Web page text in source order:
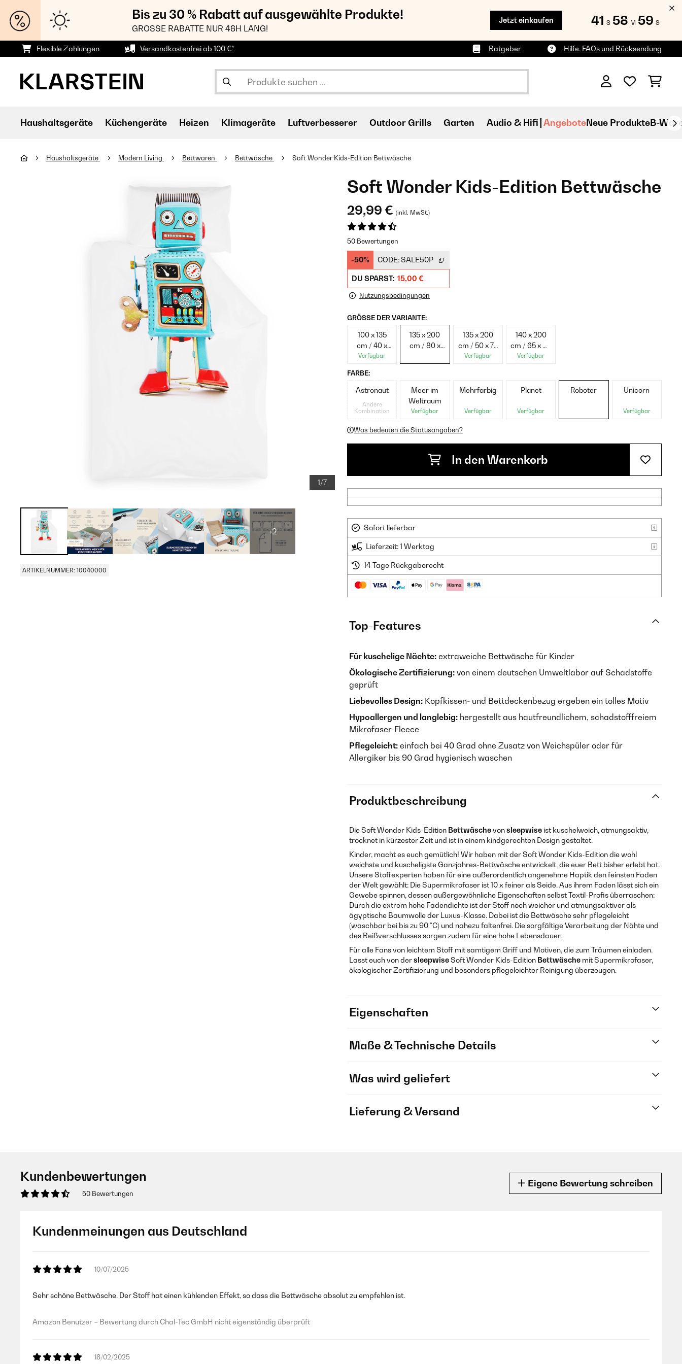
Bis zu 30 % Rabatt auf ausgewählte Produkte!
GROSSE RABATTE NUR 48H LANG!
Jetzt einkaufen 41 S 58 M 58 S
Flexible Zahlungen Versandkostenfrei ab 100 €* Ratgeber Hilfe, FAQs und Rücksendung
Haushaltsgeräte Küchengeräte Heizen Klimageräte Luftverbesserer Outdoor Grills Garten Audio & Hifi AngeboteNeue ProdukteB-
Haushaltsgeräte Modern Living Bettwaren Bettwäsche Soft Wonder Kids-Edition Bettwäsche
1/7
+2
ARTIKELNUMMER: 10040000
Soft Wonder Kids-Edition Bettwäsche
29,99 € (inkl. MwSt.)
50 Bewertungen
-50% CODE:SALE50P
DU SPARST: 15,00 €
Nutzungsbedingungen
GRÖSSE DER VARIANTE:
100 x 135
cm / 40 x
60 cm
Verfügbar
135 x 200
cm / 80 x
135 x 200
cm / 50 x 75
cm
Verfügbar
140 x 200
cm / 65 x 65
cm
Verfügbar
FARBE:
Astronaut
Andere
Kombination
Meer im
Weltraum
Verfügbar
Mehrfarbig
Verfügbar
Planet
Verfügbar
Roboter Unicorn
Verfügbar
Was bedeuten die Statusangaben?
In den Warenkorb
Sofort lieferbar
Lieferzeit: 1 Werktag
14 Tage Rückgaberecht
Top-Features
Für kuschelige Nächte: extraweiche Bettwäsche für Kinder
Ökologische Zertifizierung: von einem deutschen Umweltlabor auf Schadstoffe
geprüft
Liebevolles Design: Kopfkissen- und Bettdeckenbezug ergeben ein tolles Motiv
Hypoallergen und langlebig: hergestellt aus hautfreundlichem, schadstofffreiem
Mikrofaser-Fleece
Pflegeleicht: einfach bei 40 Grad ohne Zusatz von Weichspüler oder für
Allergiker bis 90 Grad hygienisch waschen
Produktbeschreibung
Die Soft Wonder Kids-Edition Bettwäschevonsleepwise ist kuschelweich, atmungsaktiv,
trocknet in kürzester Zeit und ist in einem kindgerechten Design gestaltet.
Kinder, macht es euch gemütlich! Wir haben mit der Soft Wonder Kids-Edition die wohl
weichste und kuscheligste Ganzjahres-Bettwäsche entwickelt, die euer Bett bisher erlebt hat.
Unsere Stoffexperten haben für eine außerordentlich angenehme Haptik den feinsten Faden
der Welt gewählt: Die Supermikrofaser ist 10 x feiner als Seide. Aus ihrem Faden lässt sich ein
Gewebe spinnen, dessen außergewöhnliche Eigenschaften selbst Textil-Profis überraschen:
Durch die extrem hohe Fadendichte ist der Stoff noch weicher und atmungsaktiver als
ägyptische Baumwolle der Luxus-Klasse. Dabei ist die Bettwäsche sehr pflegeleicht
(waschbar bei bis zu 90 °C) und nahezu faltenfrei. Die sorgfältige Verarbeitung der Nähte und
des Reißverschlusses sorgen zudem für eine hohe Lebensdauer.
Für alle Fans von leichtem Stoff mit samtigem Griff und Motiven, die zum Träumen einladen.
Lasst euch von dersleepwiseSoft Wonder Kids-Edition Bettwäsche mit Supermikrofaser,
ökologischer Zertifizierung und besonders pflegeleichter Reinigung überzeugen.
Eigenschaften
Maße & Technische Details
Was wird geliefert
Lieferung & Versand
Kundenbewertungen
50 Bewertungen
Eigene Bewertung schreiben
Kundenmeinungen aus Deutschland
10/07/2025
Sehr schöne Bettwäsche. Der Stoff hat einen kühlenden Effekt, so dass die Bettwäsche absolut zu empfehlen ist.
Amazon Benutzer – Bewertung durch Chal-Tec GmbH nicht eigenständig überprüft
18/02/2025